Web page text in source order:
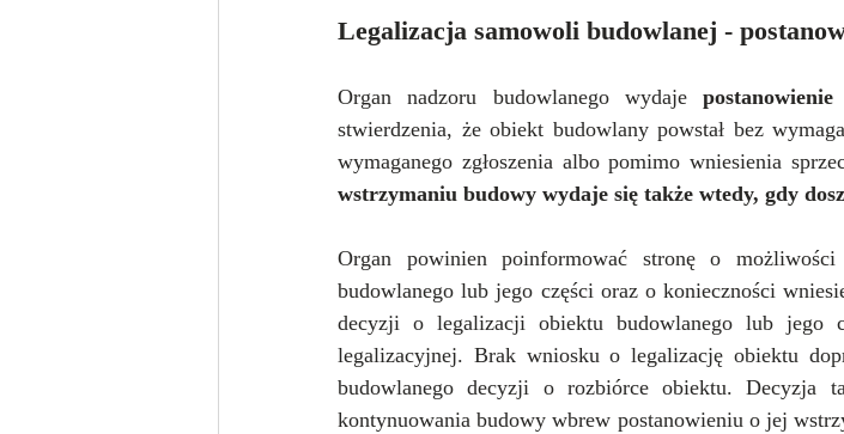
Legalizacja samowoli budowlanej -
Organ nadzoru budowlanego wydaje
stwierdzenia, że obiekt budowlany powstał bez
wymaganego zgłoszenia albo pomimo wniesienia
wstrzymaniu budowy wydaje się także wtedy, gdy
Organ powinien poinformować stronę o
budowlanego lub jego części oraz o konieczności
decyzji o legalizacji obiektu budowlanego lub jego
legalizacyjnej. Brak wniosku o legalizację obiektu
budowlanego decyzji o rozbiórce obiektu. Decyzja
kontynuowania budowy wbrew postanowieniu o jej